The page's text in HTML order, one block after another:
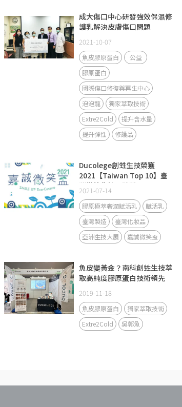
成大傷口中心研發強效保濕修
護乳解決皮膚傷口問題
2021-10-07
魚皮膠原蛋白
公益
膠原蛋白
國際傷口修復與再生中心
泡泡龍
獨家萃取技術
Extre2Cold
提升含水量
提升彈性
修護品
Ducolege創甡生技榮獲
2021【Taiwan Top 10】臺
灣微笑化粧品殊榮！
2021-07-14
膠原極萃奢潤賦活乳
賦活乳
臺灣製造
臺灣化妝品
亞洲生技大展
嘉誠微笑盃
魚皮變黃金？南科創甡生技萃
取高純度膠原蛋白技術領先
2019-11-18
魚皮膠原蛋白
獨家萃取技術
Extre2Cold
吳郭魚